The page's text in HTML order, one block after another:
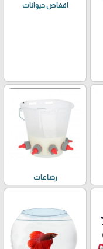
اقفاص حيوانات
رضاعات